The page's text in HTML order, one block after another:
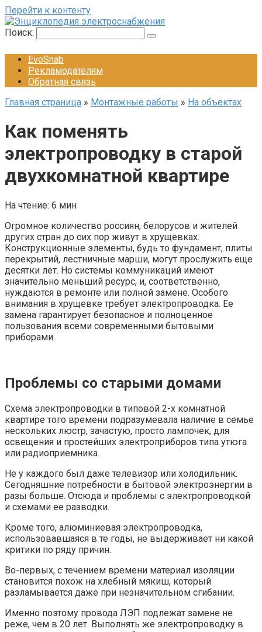
Перейти к контенту
Поиск:
EvoSnab
Рекламодателям
Обратная связь
Главная страница » Монтажные работы » На объектах
Как поменять
электропроводку в старой
двухкомнатной квартире
На чтение: 6 мин
Огромное количество россиян, белорусов и жителей
других стран до сих пор живут в хрущевках.
Конструкционные элементы, будь то фундамент, плиты
перекрытий, лестничные марши, могут прослужить еще
десятки лет. Но системы коммуникаций имеют
значительно меньший ресурс, и, соответственно,
нуждаются в ремонте или полной замене. Особого
внимания в хрущевке требует электропроводка. Ее
замена гарантирует безопасное и полноценное
пользования всеми современными бытовыми
приборами.
Проблемы со старыми домами
Схема электропроводки в типовой 2-х комнатной
квартире того времени подразумевала наличие в семье
нескольких люстр, зачастую, просто лампочек, для
освещения и простейших электроприборов типа утюга
или радиоприемника.
Не у каждого был даже телевизор или холодильник.
Сегодняшние потребности в бытовой электроэнергии в
разы больше. Отсюда и проблемы с электропроводкой
и схемами ее разводки.
Кроме того, алюминиевая электропроводка,
использовавшаяся в те годы, не выдерживает ни какой
критики по ряду причин.
Во-первых, с течением времени материал изоляции
становится похож на хлебный мякиш, который
разламывается даже при незначительном сгибании.
Именно поэтому провода ЛЭП подлежат замене не
реже, чем в 20 лет. Выполнять же электропроводку в